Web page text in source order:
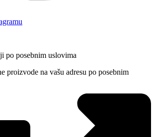
po posebnim uslovima
proizvode na vašu adresu po posebnim